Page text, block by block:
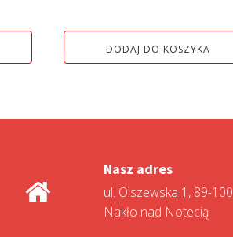
DODAJ DO KOSZYKA
Nasz adres
ul. Olszewska 1, 89-100
Nakło nad Notecią